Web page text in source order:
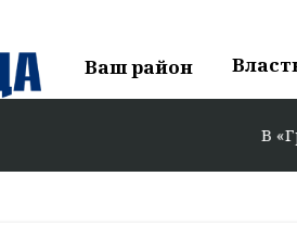
Ваш район
В